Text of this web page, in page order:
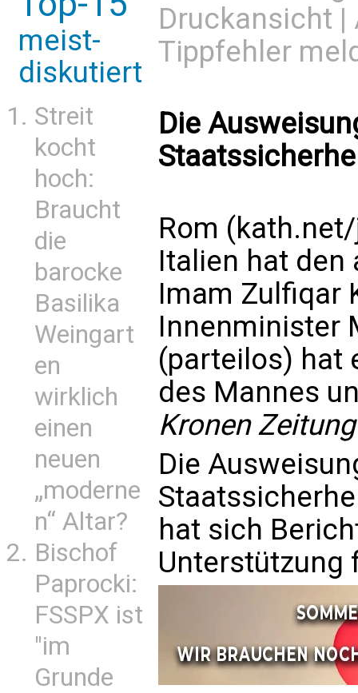
meist-
diskutiert
Streit
kocht
hoch:
Braucht
die
barocke
Basilika
Weingart
en
wirklich
einen
neuen
„moderne
n“ Altar?
Bischof
Paprocki:
FSSPX ist
"im
Grunde
Druckansicht |
Tippfehler
Die
Rom
Italien hat den
Imam Zulfiqar
Innenminister
(parteilos) hat
des Mannes
Kronen Zeitung
Die
hat sich
Unterstützung